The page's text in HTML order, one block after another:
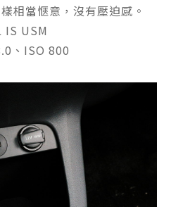
相當愜意，沒有壓迫感。
USM
、ISO 800